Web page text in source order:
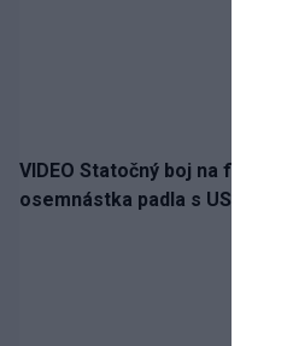
VIDEO Statočný boj na finále
osemnástka padla s USA a